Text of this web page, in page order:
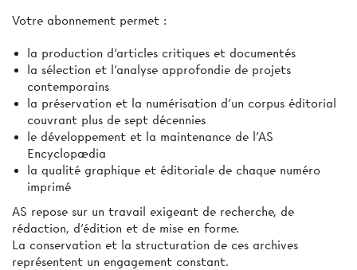
Votre abonnement permet :
la production d'articles critiques et documentés
la sélection et l’analyse approfondie de projets
contemporains
la préservation et la numérisation d’un corpus éditorial
couvrant plus de sept décennies
le développement et la maintenance de l’AS
Encyclopædia
la qualité graphique et éditoriale de chaque numéro
imprimé
AS repose sur un travail exigeant de recherche, de
rédaction, d’édition et de mise en forme.
La conservation et la structuration de ces archives
représentent un engagement constant.